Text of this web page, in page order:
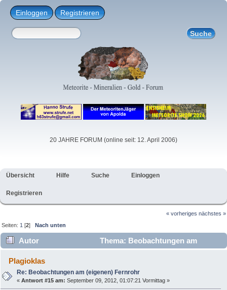
Einloggen Registrieren
20 JAHRE FORUM (online seit: 12. April 2006)
Übersicht Hilfe Suche Einloggen
Registrieren
« vorheriges nächstes »
Seiten: 1 [2]Nach unten
Autor
Thema: Beobachtungen am
(eigenen) Fernrohr (Gelesen 8875 mal)
Plagioklas
Re: Beobachtungen am (eigenen) Fernrohr
«Antwort #15 am: September 09, 2012, 01:07:21 Vormittag »